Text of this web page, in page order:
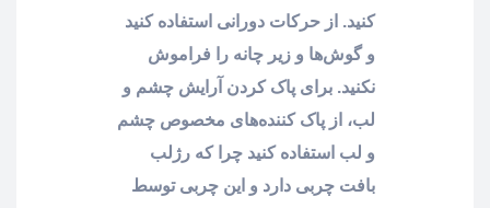
کنید. از حرکات دورانی استفاده کنید
و گوش‌ها و زیر چانه را فراموش
نکنید. برای پاک کردن آرایش چشم و
لب، از پاک کننده‌های مخصوص چشم
و لب استفاده کنید چرا که رژلب
بافت چربی دارد و این چربی توسط